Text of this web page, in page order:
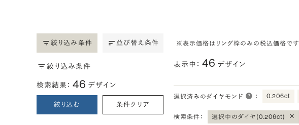
絞り込み条件 並び替え条件
絞り込み条件
検索結果： 46 デザイン
絞り込む 条件クリア
※表示価格はリング枠のみの税込価格です
表示中： 46 デザイン
選択済みのダイヤモンド ： 0.206ct
検索条件： 選択中のダイヤ(0.206ct) ×